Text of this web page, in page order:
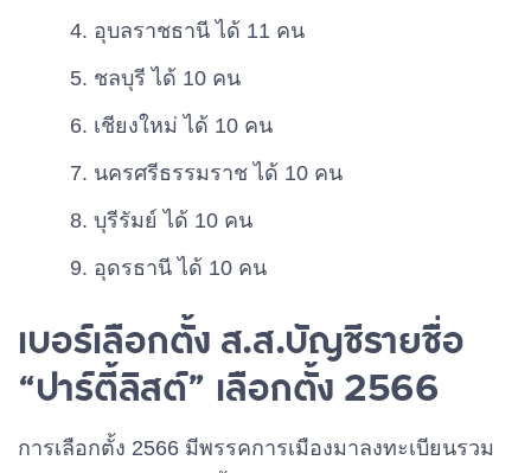
อุบลราชธานี ได้ 11 คน
ชลบุรี ได้ 10 คน
เชียงใหม่ ได้ 10 คน
นครศรีธรรมราช ได้ 10 คน
บุรีรัมย์ ได้ 10 คน
อุดรธานี ได้ 10 คน
เบอร์เลือกตั้ง ส.ส.บัญชีรายชื่อ
“ปาร์ตี้ลิสต์” เลือกตั้ง 2566
การเลือกตั้ง 2566 มีพรรคการเมืองมาลงทะเบียนรวม